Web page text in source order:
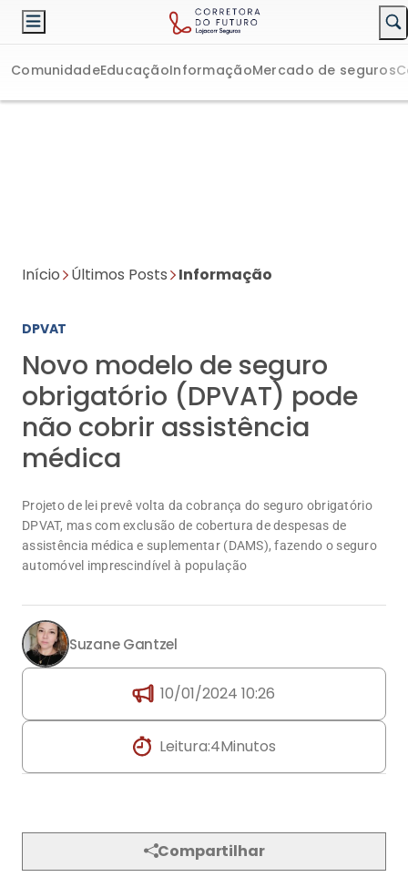
ComunidadeEducaçãoInformaçãoMercado de seguros
Início Últimos Posts Informação
DPVAT
Novo modelo de seguro
obrigatório (DPVAT) pode
não cobrir assistência
médica
Projeto de lei prevê volta da cobrança do seguro obrigatório
DPVAT, mas com exclusão de cobertura de despesas de
assistência médica e suplementar (DAMS), fazendo o seguro
automóvel imprescindível à população
Suzane Gantzel
10/01/2024 10:26
Leitura:4Minutos
Compartilhar